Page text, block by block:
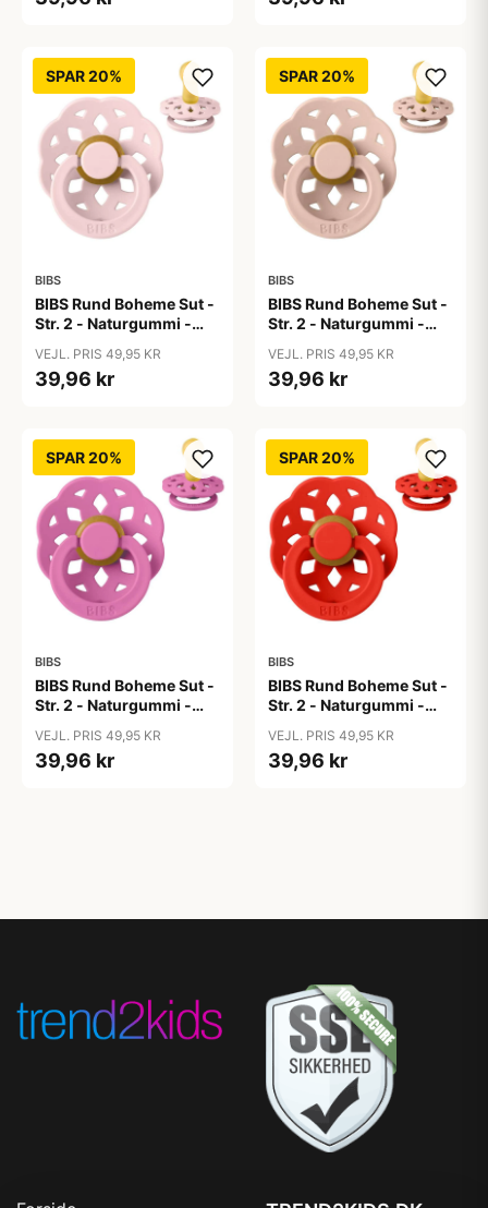
SPAR 20%
BIBS
BIBS Rund Boheme Sut -
Str. 2 - Naturgummi -
VEJL. PRIS 49,95 KR
39,96 kr
SPAR 20%
BIBS
BIBS Rund Boheme Sut -
Str. 2 - Naturgummi -
VEJL. PRIS 49,95 KR
39,96 kr
SPAR 20%
BIBS
BIBS Rund Boheme Sut -
Str. 2 - Naturgummi -
VEJL. PRIS 49,95 KR
39,96 kr
SPAR 20%
BIBS
BIBS Rund Boheme Sut -
Str. 2 - Naturgummi -
VEJL. PRIS 49,95 KR
39,96 kr